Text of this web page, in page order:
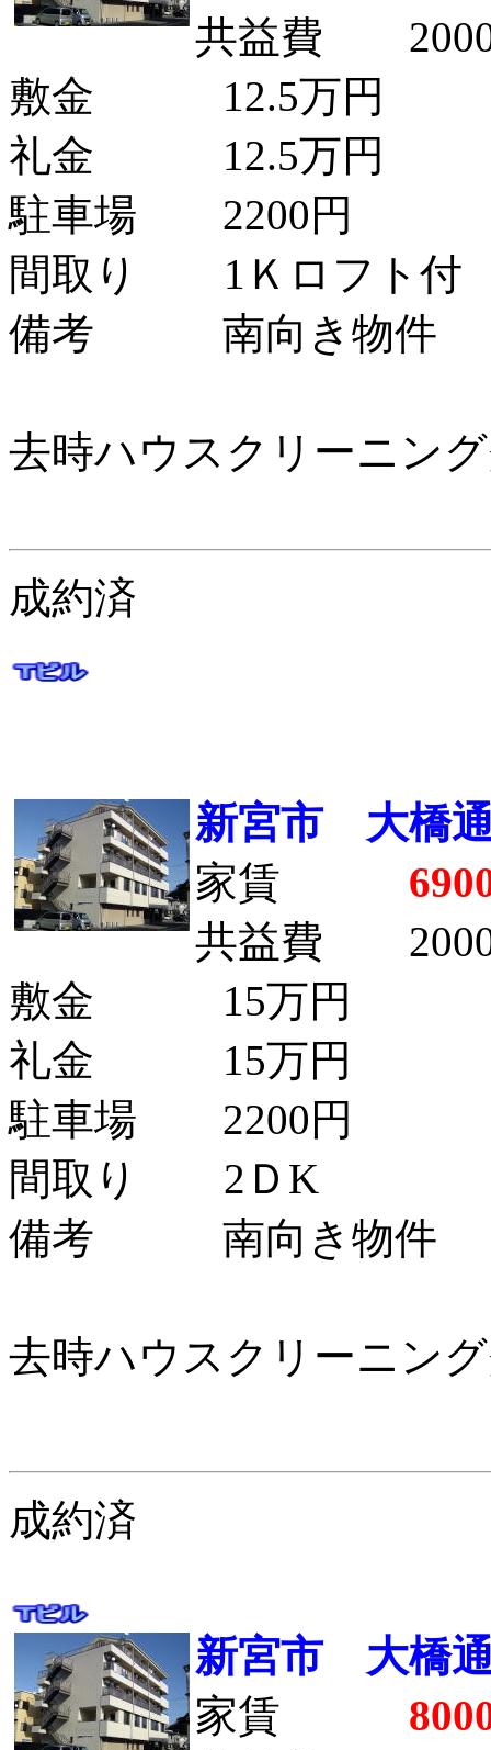
共益費
敷金 12.5万円
礼金 12.5万円
駐車場 2200円
間取り 1Ｋロフト付
備考 南向き物件
去時ハウスクリーニン
成約済
新宮市 大橋
家賃
共益費
敷金 15万円
礼金 15万円
駐車場 2200円
間取り 2ＤK
備考 南向き物件
去時ハウスクリーニン
成約済
新宮市 大橋
家賃